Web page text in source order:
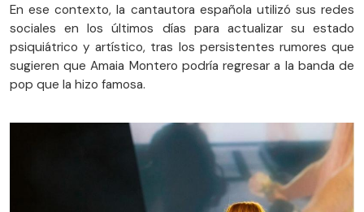
En ese contexto, la cantautora española utilizó sus redes
sociales en los últimos días para actualizar su estado
psiquiátrico y artístico, tras los persistentes rumores que
sugieren que Amaia Montero podría regresar a la banda de
pop que la hizo famosa.